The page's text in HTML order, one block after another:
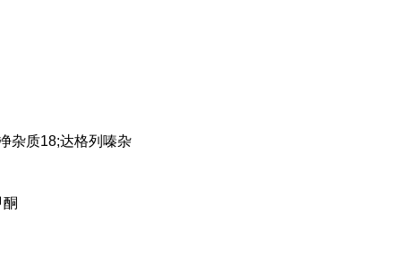
杂质18;达格列嗪杂